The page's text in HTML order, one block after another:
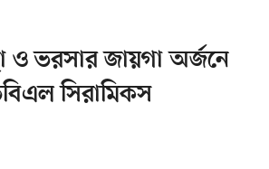
ও ভরসার জায়গা অর্জনে
সিরামিকস